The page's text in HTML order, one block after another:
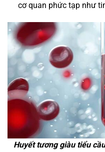
cơ quan phức tạp như
Huyết tương giàu tiểu